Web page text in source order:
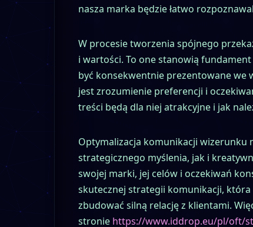
nasza marka będzie łatwo
W procesie tworzenia spójnego
i wartości. To one stanowią
być konsekwentnie prezentowane we
jest zrozumienie preferencji i
treści będą dla niej atrakcyjne i jak
Optymalizacja komunikacji wizerunku
strategicznego myślenia, jak i
swojej marki, jej celów i oczekiwań
skutecznej strategii komunikacji,
zbudować silną relację z klientami.
stronie https://www.iddrop.eu/pl/oft/